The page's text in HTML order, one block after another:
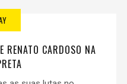
RENATO CARDOSO NA